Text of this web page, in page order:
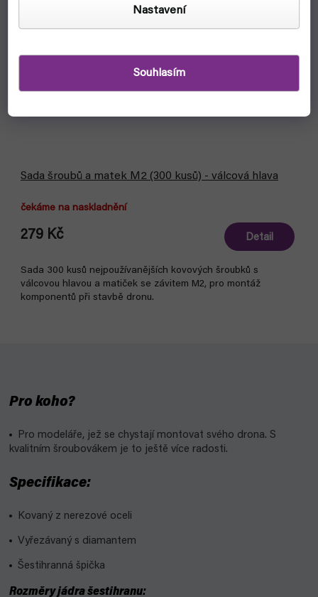
Nastavení
Souhlasím
Sada šroubů a matek M2 (300 kusů) - válcová hlava
čekáme na naskladnění
279 Kč Detail
Sada 300 kusů nejpoužívanějších kovových šroubků s
válcovou hlavou a matiček se závitem M2, pro montáž
komponentů při stavbě dronu.
Pro koho?
Pro modeláře, jež se chystají montovat svého drona. S
kvalitním šroubovákem je to ještě více radosti.
Specifikace:
Kovaný z nerezové oceli
Vyřezávaný s diamantem
Šestihranná špička
Rozměry jádra šestihranu: